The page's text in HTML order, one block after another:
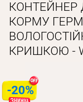
КОНТЕЙНЕР
КОРМУ
КРИШКОЮ -
-20%